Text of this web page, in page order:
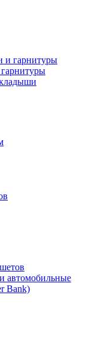
и гарнитуры
автомобильные
Bank)